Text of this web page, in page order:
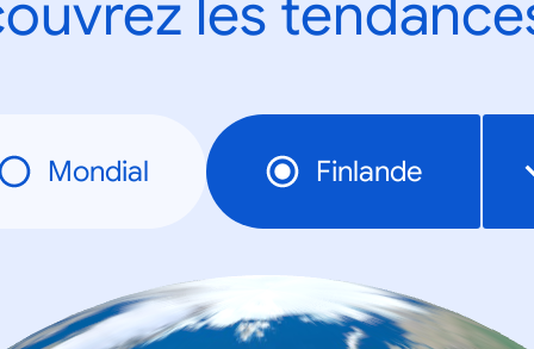
les
Mondial Finlande